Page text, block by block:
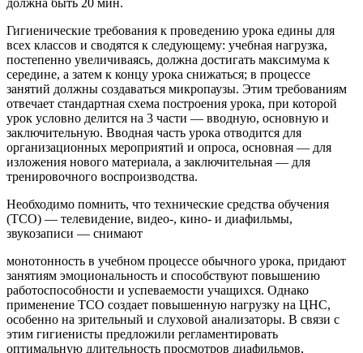
Гигиенические требования к проведению урока едины для
всех классов и сводятся к следующему: учебная нагрузка,
постепенно увеличиваясь, должна достигать максимума к
середине, а затем к концу урока снижаться; в процессе
занятий должны создаваться микропаузы. Этим требованиям
отвечает стандартная схема построения урока, при которой
урок условно делится на 3 части — вводную, основную и
заключительную. Вводная часть урока отводится для
организационных мероприятий и опроса, основная — для
изложения нового материала, а заключительная — для
тренировочного воспроизводства.
Необходимо помнить, что технические средства обучения
(ТСО) — телевидение, видео-, кино- и диафильмы,
звукозаписи — снимают
монотонность в учебном процессе обычного урока, придают
занятиям эмоциональность и способствуют повышению
работоспособности и успеваемости учащихся. Однако
применение ТСО создает повышенную нагрузку на ЦНС,
особенно на зрительный и слуховой анализаторы. В связи с
этим гигиенисты предложили регламентировать
оптимальную длительность просмотров диафильмов,